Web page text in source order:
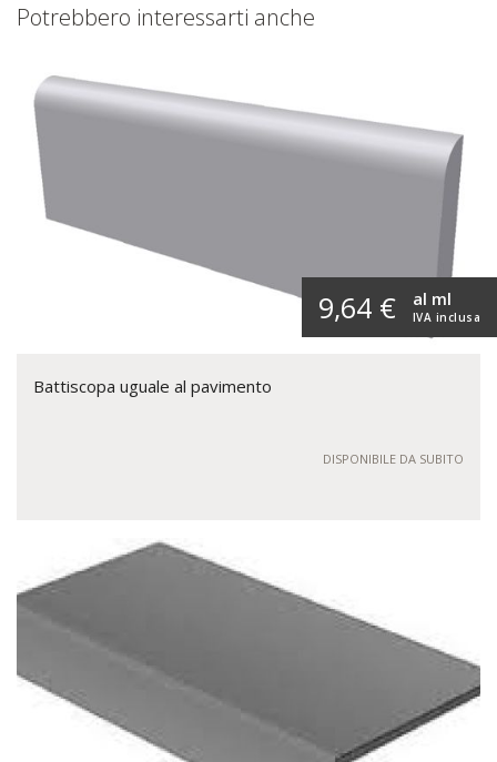
Potrebbero interessarti anche
9,64 € IVA inclusa
al ml
Battiscopa uguale al pavimento
DISPONIBILE DA SUBITO